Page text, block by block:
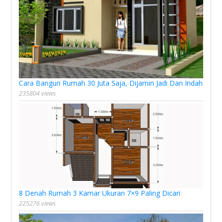
Cara Bangun Rumah 30 Juta Saja, Dijamin Jadi Dan Indah
235804 views
8 Denah Rumah 3 Kamar Ukuran 7×9 Paling Dicari
225276 views